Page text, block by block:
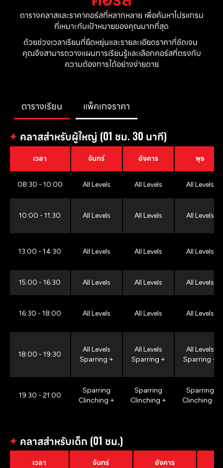
ตารางคลาสและราคาคอร์สที่หลากหลาย เพื่อค้นหาโปรแกรม
ที่เหมาะกับเป้าหมายของคุณมากที่สุด
ด้วยช่วงเวลาเรียนที่ยืดหยุ่นและรายละเอียดราคาที่ชัดเจน
คุณจึงสามารถวางแผนการเรียนรู้และเลือกคอร์สที่ตรงกับ
ความต้องการได้อย่างง่ายดาย
ตารางเรียน แพ็คเกจราคา
✦ คลาสสำหรับผู้ใหญ่ (01 ชม. 30 นาที)
เวลา จันทร์ อังคาร พุธ
08:30 - 10:00 All Levels All Levels All Levels
10:00 - 11:30 All Levels All Levels All Levels
13:00 - 14:30 All Levels All Levels All Levels
15:00 - 16:30 All Levels All Levels All Levels
16:30 - 18:00 All Levels All Levels All Levels
18:00 - 19:30
All Levels
Sparring +
All Levels
Sparring +
All Levels
Sparring +
19:30 - 21:00
Sparring
Clinching +
Sparring
Clinching +
Sparring
Clinching +
✦ คลาสสำหรับเด็ก (01 ชม.)
เวลา จันทร์ อังคาร